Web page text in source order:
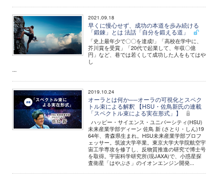
2021.09.18
早くに慢心せず、成功の本道を歩み続ける
「鍛錬」とは 法話「自分を鍛える道」
「史上最年少で〇〇を達成!」「高校在学中に、
芥川賞を受賞」「20代で起業して、年収〇億
円」など、巷では若くして成功した人をもてはや
し
...
2019.10.24
オーラとは何か──オーラの可視化とスペク
トル束による解釈 【HSU・佐鳥新氏の連載
「スペクトル束による実在形式」】
ハッピー・サイエンス・ユニバーシティ(HSU)
未来産業学部ディーン 佐鳥 新 (さとり・しん)19
64年、青森県生まれ。HSU未来産業学部プロフ
ェッサー。筑波大学卒業。東京大学大学院航空宇
宙工学専攻を修了し、反物質推進の研究で博士号
を取得。宇宙科学研究所(現JAXA)で、小惑星探
査衛星「はやぶさ」のイオンエンジン開発...